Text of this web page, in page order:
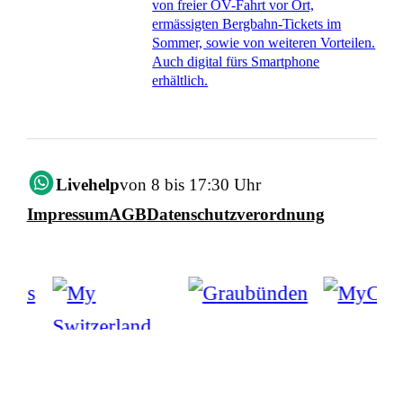
von freier ÖV-Fahrt vor Ort,
ermässigten Bergbahn-Tickets im
Sommer, sowie von weiteren Vorteilen.
Auch digital fürs Smartphone
erhältlich.
Livehelpvon 8 bis 17:30 Uhr
ImpressumAGBDatenschutzverordnung